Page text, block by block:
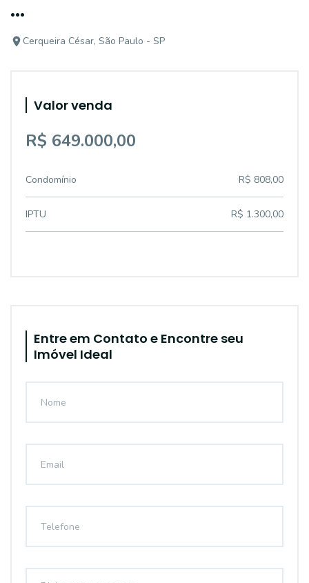
...
Cerqueira César, São Paulo - SP
Valor venda
R$ 649.000,00
Condomínio R$ 808,00
IPTU R$ 1.300,00
Entre em Contato e Encontre seu
Imóvel Ideal